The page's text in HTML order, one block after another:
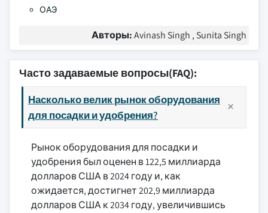
ОАЭ
Авторы:Avinash Singh , Sunita Singh
Часто задаваемые вопросы(FAQ):
Насколько велик рынок оборудования
для посадки и удобрения?
Рынок оборудования для посадки и
удобрения был оценен в 122,5 миллиарда
долларов США в 2024 году и, как
ожидается, достигнет 202,9 миллиарда
долларов США к 2034 году, увеличившись